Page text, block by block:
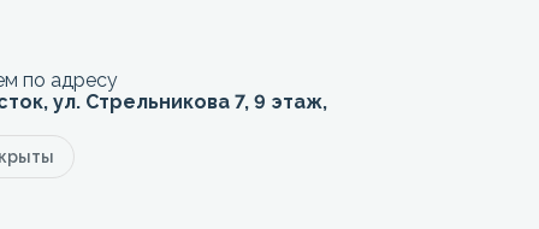
по адресу
ул. Стрельникова 7, 9 этаж,